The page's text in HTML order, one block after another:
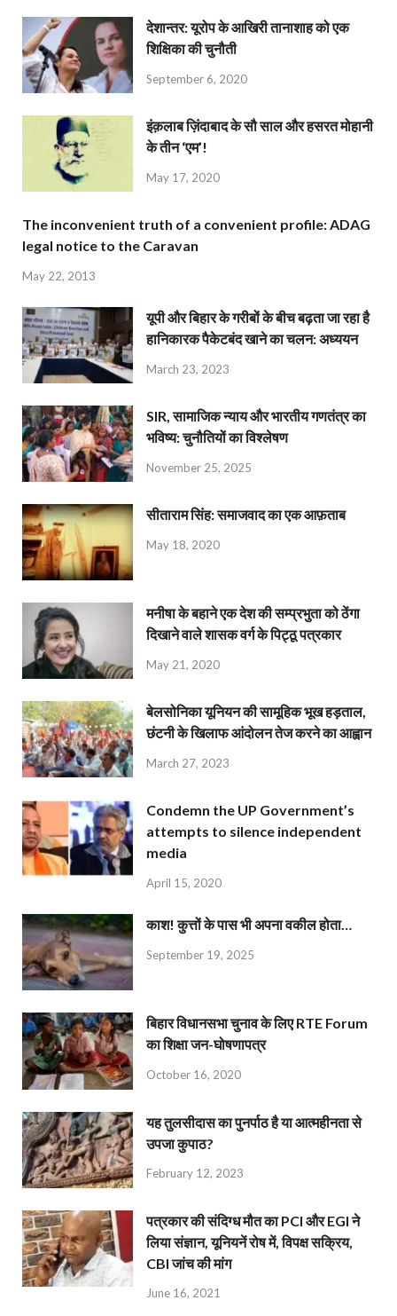
देशान्‍तर: यूरोप के आखिरी तानाशाह को एक
शिक्षिका की चुनौती
September 6, 2020
इंक़लाब ज़िंदाबाद के सौ साल और हसरत मोहानी
के तीन ‘एम’!
May 17, 2020
The inconvenient truth of a convenient profile: ADAG
legal notice to the Caravan
May 22, 2013
यूपी और बिहार के गरीबों के बीच बढ़ता जा रहा है
हानिकारक पैकेटबंद खाने का चलन: अध्ययन
March 23, 2023
SIR, सामाजिक न्याय और भारतीय गणतंत्र का
भविष्य: चुनौतियों का विश्लेषण
November 25, 2025
सीताराम सिंह: समाजवाद का एक आफ़ताब
May 18, 2020
मनीषा के बहाने एक देश की सम्प्रभुता को ठेंगा
दिखाने वाले शासक वर्ग के पिट्ठू पत्रकार
May 21, 2020
बेलसोनिका यूनियन की सामूहिक भूख हड़ताल,
छंटनी के खिलाफ आंदोलन तेज करने का आह्वान
March 27, 2023
Condemn the UP Government’s
attempts to silence independent
media
April 15, 2020
काश! कुत्तों के पास भी अपना वकील होता…
September 19, 2025
बिहार विधानसभा चुनाव के लिए RTE Forum
का शिक्षा जन-घोषणापत्र
October 16, 2020
यह तुलसीदास का पुनर्पाठ है या आत्महीनता से
उपजा कुपाठ?
February 12, 2023
पत्रकार की संदिग्ध मौत का PCI और EGI ने
लिया संज्ञान, यूनियनें रोष में, विपक्ष सक्रिय,
CBI जांच की मांग
June 16, 2021